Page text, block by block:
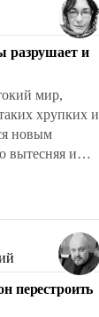
разрушает и
мир,
хрупких и
новым
вытесняя и
требование к
и
помогать
и
перестроить